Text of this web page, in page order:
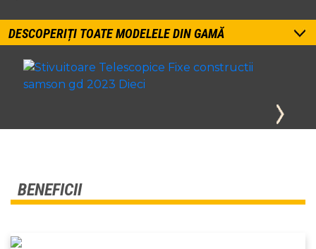
DESCOPERIȚI TOATE MODELELE DIN GAMĂ
BENEFICII